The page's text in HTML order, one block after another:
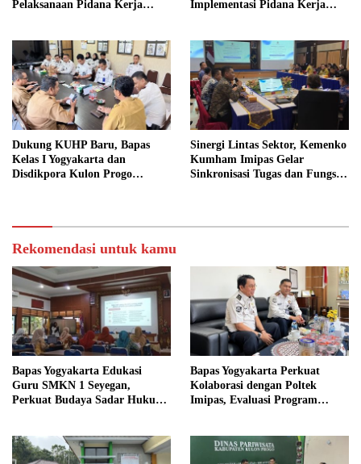
Pelaksanaan Pidana Kerja
Implementasi Pidana Kerja
Dukung KUHP Baru, Bapas
Kelas I Yogyakarta dan
Disdikpora Kulon Progo
Sinergi Lintas Sektor, Kemenko
Kumham Imipas Gelar
Sinkronisasi Tugas dan Fungsi
Rekomendasi untuk kamu
Bapas Yogyakarta Edukasi
Guru SMKN 1 Seyegan,
Perkuat Budaya Sadar Hukum
Bapas Yogyakarta Perkuat
Kolaborasi dengan Poltek
Imipas, Evaluasi Program